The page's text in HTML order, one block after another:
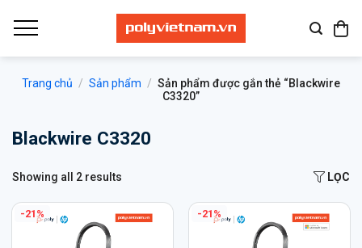
qua
Trang chủ / Sản phẩm / Sản phẩm được gắn thẻ “Blackwire
C3320”
Blackwire C3320
Showing all 2 results LỌC
-21% -21%